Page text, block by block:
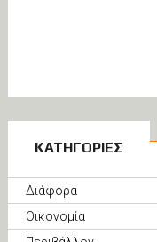
ΚΑΤΗΓΟΡΙΕΣ
Διάφορα
Οικονομία